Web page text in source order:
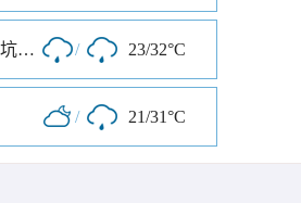
燕子河大峡谷天坑仙境 / 23/32°C
/ 21/31°C